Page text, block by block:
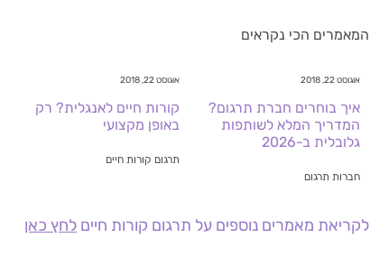
המאמרים הכי נקראים
אוגוסט 22, 2018
איך בוחרים חברת תרגום?
המדריך המלא לשותפות
גלובלית ב-2026
חברות תרגום
אוגוסט 22, 2018
קורות חיים לאנגלית? רק
באופן מקצועי
תרגום קורות חיים
לקריאת מאמרים נוספים על תרגום קורות חיים לחץ כאן